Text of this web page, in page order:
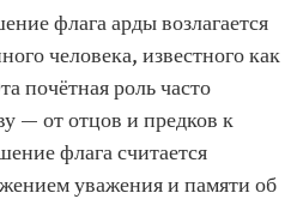
флага арды возлагается
человека, известного как
почётная роль часто
— от отцов и предков к
флага считается
уважения и памяти об